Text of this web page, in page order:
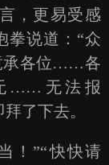
，更易受感
拳说道：“众
承各位……各
……无法报
了下去。
”“快快请